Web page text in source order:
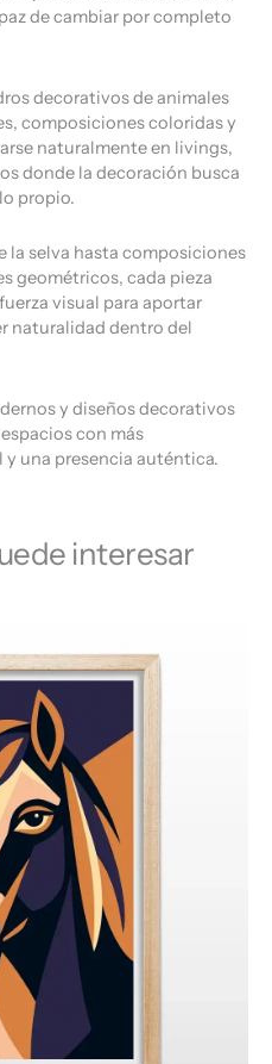
de cambiar por completo
decorativos de animales
composiciones coloridas y
naturalmente en livings,
donde la decoración busca
propio.
la selva hasta composiciones
geométricos, cada pieza
visual para aportar
naturalidad dentro del
y diseños decorativos
con más
una presencia auténtica.
interesar